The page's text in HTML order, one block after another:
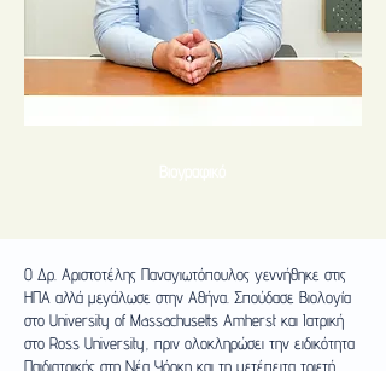
Ο Δρ. Αριστοτέλης Παναγιωτόπουλος γεννήθηκε στις
ΗΠΑ αλλά μεγάλωσε στην Αθήνα. Σπούδασε Βιολογία
στο University of Massachusetts Amherst και Ιατρική
στο Ross University, πριν ολοκληρώσει την ειδικότητα
Παιδιατρικής στη Νέα Υόρκη και τη μετέπειτα τριετή